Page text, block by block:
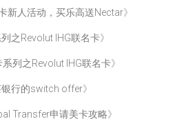
新人活动，买乐高送Nectar》
之Revolut IHG联名卡》
列之Revolut IHG联名卡》
行的switch offer》
Transfer申请美卡攻略》